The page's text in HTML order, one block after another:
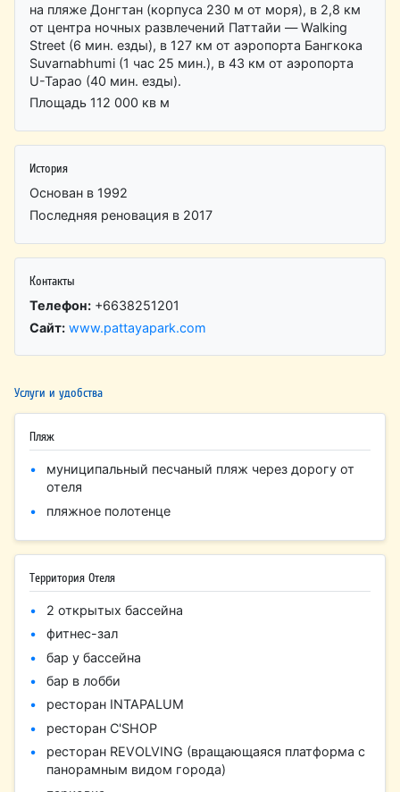
на пляже Донгтан (корпуса 230 м от моря), в 2,8 км
от центра ночных развлечений Паттайи — Walking
Street (6 мин. езды), в 127 км от аэропорта Бангкока
Suvarnabhumi (1 час 25 мин.), в 43 км от аэропорта
U-Tapao (40 мин. езды).
Площадь 112 000 кв м
История
Основан в 1992
Последняя реновация в 2017
Контакты
Телефон: +6638251201
Сайт: www.pattayapark.com
Услуги и удобства
Пляж
муниципальный песчаный пляж через дорогу от
отеля
пляжное полотенце
Территория Отеля
2 открытых бассейна
фитнес-зал
бар у бассейна
бар в лобби
ресторан INTAPALUM
ресторан C'SHOP
ресторан REVOLVING (вращающаяся платформа с
панорамным видом города)